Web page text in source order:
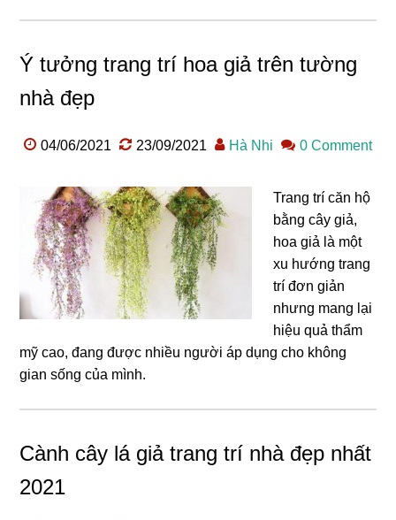
Ý tưởng trang trí hoa giả trên tường
nhà đẹp
04/06/2021 23/09/2021 Hà Nhi 0 Comment
Trang trí căn hộ
bằng cây giả,
hoa giả là một
xu hướng trang
trí đơn giản
nhưng mang lại
hiệu quả thẩm
mỹ cao, đang được nhiều người áp dụng cho không
gian sống của mình.
Cành cây lá giả trang trí nhà đẹp nhất
2021